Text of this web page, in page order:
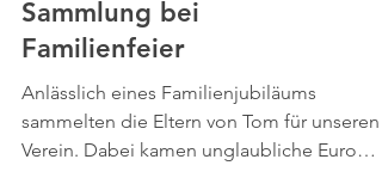
Sammlung bei
Familienfeier
Anlässlich eines Familienjubiläums
sammelten die Eltern von Tom für unseren